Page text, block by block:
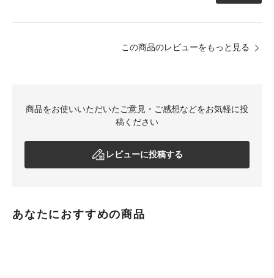
この商品のレビューをもっと見る
商品をお使いいただいたご意見・ご感想などをお気軽に投
稿ください
レビューに投稿する
あなたにおすすめの商品